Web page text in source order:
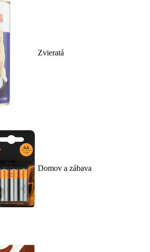
Zvieratá
Domov a zábava